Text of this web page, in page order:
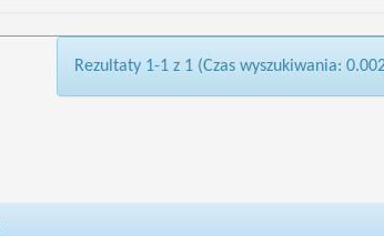
Rezultaty 1-1 z 1 (Czas wyszukiwania: